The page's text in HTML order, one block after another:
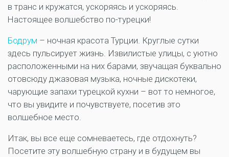
в транс и кружатся, ускоряясь и ускоряясь.
Настоящее волшебство по-турецки!
Бодрум – ночная красота Турции. Круглые сутки
здесь пульсирует жизнь. Извилистые улицы, с уютно
расположенными на них барами, звучащая буквально
отовсюду джазовая музыка, ночные дискотеки,
чарующие запахи турецкой кухни – вот то немногое,
что вы увидите и почувствуете, посетив это
волшебное место.
Итак, вы все еще сомневаетесь, где отдохнуть?
Посетите эту волшебную страну и в будущем вы